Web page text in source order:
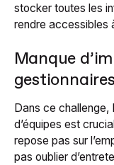
stocker toutes les
rendre accessibles
Manque
gestionnaires
Dans ce
d’équipes est
repose pas sur
pas oublier